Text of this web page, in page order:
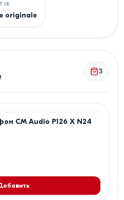
originale
3
CM Audio P126 X N24